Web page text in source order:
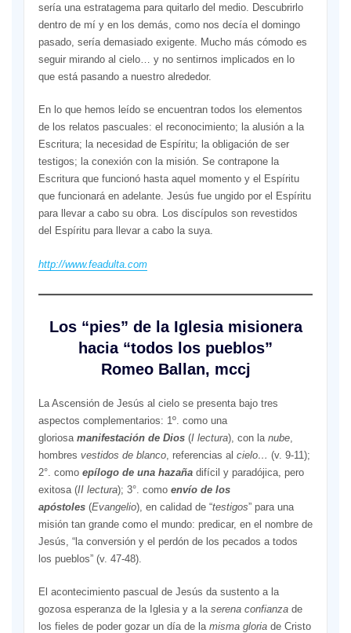
sería una estratagema para quitarlo del medio. Descubrirlo
dentro de mí y en los demás, como nos decía el domingo
pasado, sería demasiado exigente. Mucho más cómodo es
seguir mirando al cielo… y no sentirnos implicados en lo
que está pasando a nuestro alrededor.
En lo que hemos leído se encuentran todos los elementos
de los relatos pascuales: el reconocimiento; la alusión a la
Escritura; la necesidad de Espíritu; la obligación de ser
testigos; la conexión con la misión. Se contrapone la
Escritura que funcionó hasta aquel momento y el Espíritu
que funcionará en adelante. Jesús fue ungido por el Espíritu
para llevar a cabo su obra. Los discípulos son revestidos
del Espíritu para llevar a cabo la suya.
http://www.feadulta.com
Los “pies” de la Iglesia misionera
hacia “todos los pueblos”
Romeo Ballan, mccj
La Ascensión de Jesús al cielo se presenta bajo tres
aspectos complementarios: 1º. como una
gloriosa manifestación de Dios(I lectura), con la nube,
hombres vestidos de blanco, referencias al cielo… (v. 9-11);
2°. como epílogo de una hazañadifícil y paradójica, pero
exitosa (II lectura); 3°. como envío de los
apóstoles(Evangelio), en calidad de “testigos” para una
misión tan grande como el mundo: predicar, en el nombre de
Jesús, “la conversión y el perdón de los pecados a todos
los pueblos” (v. 47-48).
El acontecimiento pascual de Jesús da sustento a la
gozosa esperanza de la Iglesia y a la serena confianzade
los fieles de poder gozar un día de la misma gloriade Cristo